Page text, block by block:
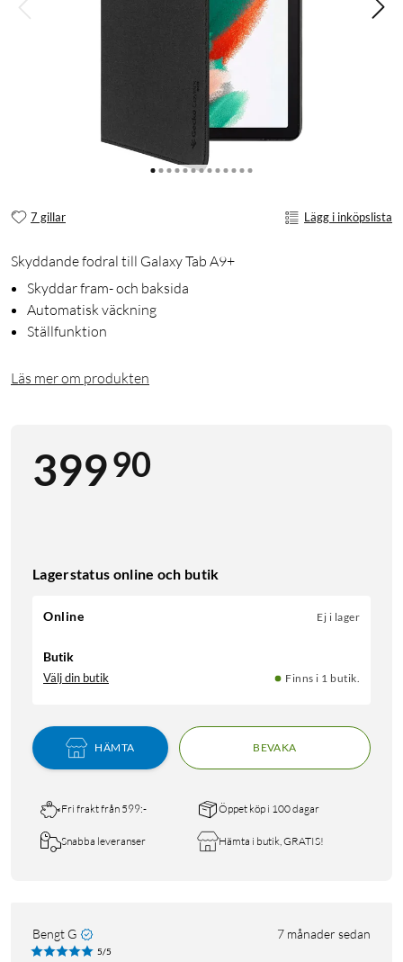
7 gillar Lägg i inköpslista
Skyddande fodral till Galaxy Tab A9+
Skyddar fram- och baksida
Automatisk väckning
Ställfunktion
Läs mer om produkten
39990
Lagerstatus online och butik
Online Ej i lager
Butik
Välj din butik Finns i 1 butik.
HÄMTA BEVAKA
Fri frakt från 599:- Öppet köp i 100 dagar
Snabba leveranser Hämta i butik, GRATIS!
Bengt G 7 månader sedan
5/5